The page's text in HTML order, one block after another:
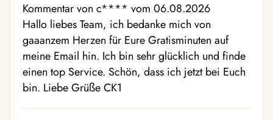
Kommentar von c**** vom 06.08.2026
Hallo liebes Team, ich bedanke mich von
gaaanzem Herzen für Eure Gratisminuten auf
meine Email hin. Ich bin sehr glücklich und finde
einen top Service. Schön, dass ich jetzt bei Euch
bin. Liebe Grüße CK1